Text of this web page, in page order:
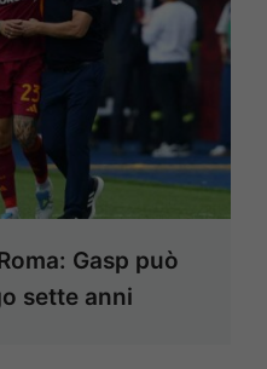
Gasp può
sette anni